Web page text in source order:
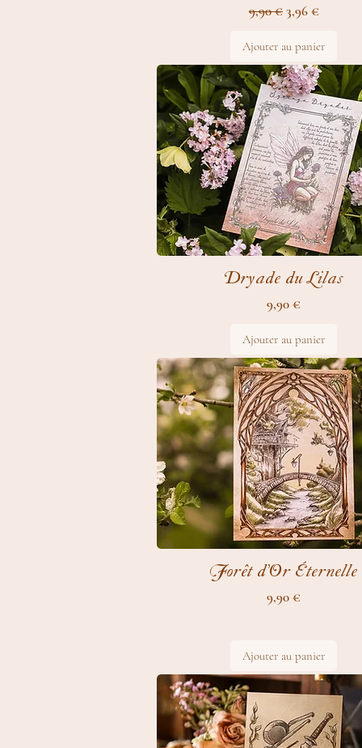
Prix original
9,90 €Prix
3,96 €
Ajouter au panier
Dryade du Lilas
Prix
9,90 €
Ajouter au panier
Forêt d’Or Éternelle
Prix
9,90 €
Ajouter au panier